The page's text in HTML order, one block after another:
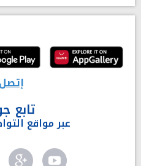
تابع
عبر مواقع